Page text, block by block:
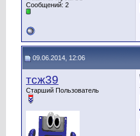
Сообщений: 2
09.06.2014, 12:06
тсж39
Старший Пользователь